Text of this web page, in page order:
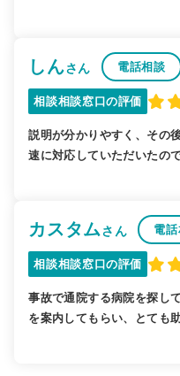
しんさん 電話相談
相談相談窓口の評価
説明が分かりやすく、その
速に対応していただいたの
カスタムさん 電
相談相談窓口の評価
事故で通院する病院を探し
を案内してもらい、とても